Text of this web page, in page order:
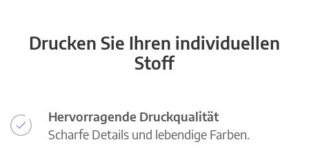
Drucken Sie Ihren individuellen
Stoff
Hervorragende Druckqualität
Scharfe Details und lebendige Farben.